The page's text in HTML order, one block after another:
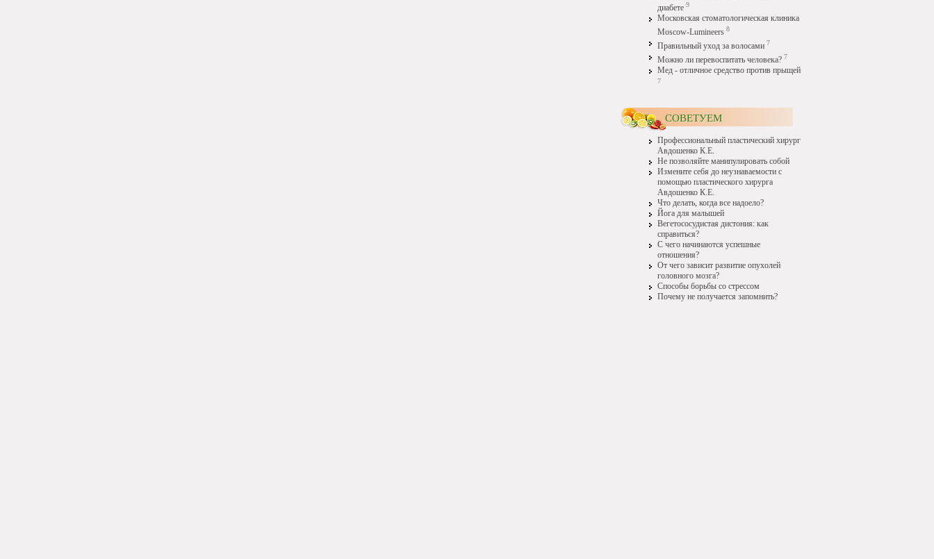
диабете 9
Московская стоматологическая клиника
Moscow-Lumineers 8
Правильный уход за волосами 7
Можно ли перевоспитать человека? 7
Мед - отличное средство против прыщей
7
СОВЕТУЕМ
Профессиональный пластический хирург
Авдошенко К.Е.
Не позволяйте манипулировать собой
Измените себя до неузнаваемости с
помощью пластического хирурга
Авдошенко К.Е.
Что делать, когда все надоело?
Йога для малышей
Вегетососудистая дистония: как
справиться?
С чего начинаются успешные
отношения?
От чего зависит развитие опухолей
головного мозга?
Способы борьбы со стрессом
Почему не получается запомнить?